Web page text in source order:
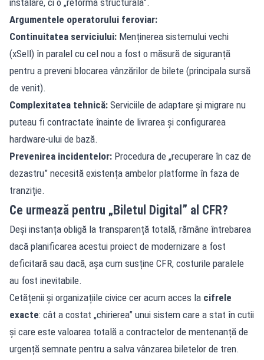
Argumentele operatorului feroviar:
Continuitatea serviciului: Menținerea sistemului vechi
(xSell) în paralel cu cel nou a fost o măsură de siguranță
pentru a preveni blocarea vânzărilor de bilete (principala sursă
de venit).
Complexitatea tehnică: Serviciile de adaptare și migrare nu
puteau fi contractate înainte de livrarea și configurarea
hardware-ului de bază.
Prevenirea incidentelor: Procedura de „recuperare în caz de
dezastru” necesită existența ambelor platforme în faza de
tranziție.
Ce urmează pentru „Biletul Digital” al CFR?
Deși instanța obligă la transparență totală, rămâne întrebarea
dacă planificarea acestui proiect de modernizare a fost
deficitară sau dacă, așa cum susține CFR, costurile paralele
au fost inevitabile.
Cetățenii și organizațiile civice cer acum acces la cifrele
exacte: cât a costat „chirierea” unui sistem care a stat în cutii
și care este valoarea totală a contractelor de mentenanță de
urgență semnate pentru a salva vânzarea biletelor de tren.